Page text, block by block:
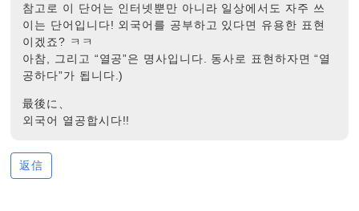
참고로 이 단어는 인터넷뿐만 아니라 일상에서도 자주 쓰
이는 단어입니다! 외국어를 공부하고 있다면 유용한 표현
이겠죠? ㅋㅋ
아참, 그리고 “열공”은 명사입니다. 동사로 표현하자면 “열
공하다”가 됩니다.)
最後に、
외국어 열공합시다!!
返信